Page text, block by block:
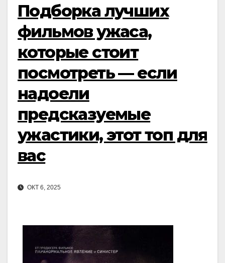
Подборка лучших
фильмов ужаса,
которые стоит
посмотреть — если
надоели
предсказуемые
ужастики, этот топ для
вас
ОКТ 6, 2025